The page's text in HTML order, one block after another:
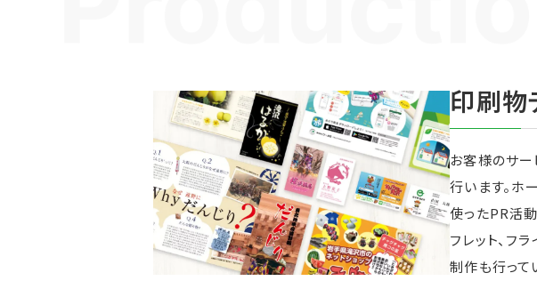
印刷物
お客様のサ
行います。ホ
使ったPR活
フレット、フ
制作も行って